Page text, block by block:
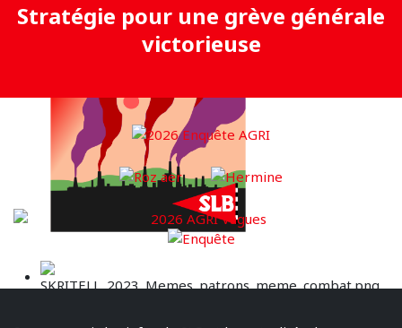
Stratégie pour une grève générale
victorieuse